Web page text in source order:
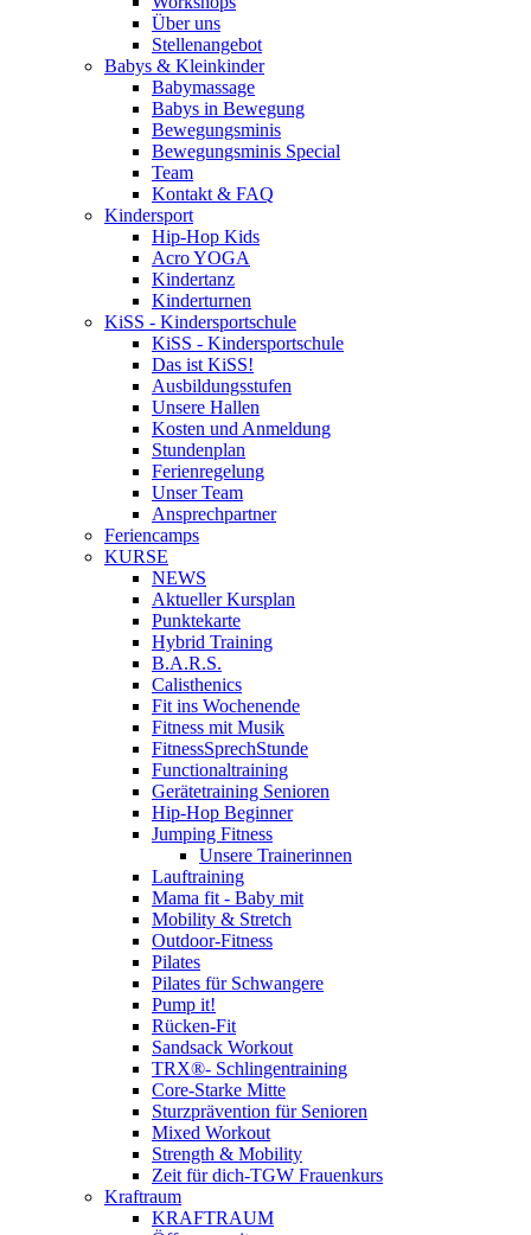
Über uns
Stellenangebot
Babys & Kleinkinder
Babymassage
Babys in Bewegung
Bewegungsminis
Bewegungsminis Special
Team
Kontakt & FAQ
Kindersport
Hip-Hop Kids
Acro YOGA
Kindertanz
Kinderturnen
KiSS - Kindersportschule
KiSS - Kindersportschule
Das ist KiSS!
Ausbildungsstufen
Unsere Hallen
Kosten und Anmeldung
Stundenplan
Ferienregelung
Unser Team
Ansprechpartner
Feriencamps
KURSE
NEWS
Aktueller Kursplan
Punktekarte
Hybrid Training
B.A.R.S.
Calisthenics
Fit ins Wochenende
Fitness mit Musik
FitnessSprechStunde
Functionaltraining
Gerätetraining Senioren
Hip-Hop Beginner
Jumping Fitness
Unsere Trainerinnen
Lauftraining
Mama fit - Baby mit
Mobility & Stretch
Outdoor-Fitness
Pilates
Pilates für Schwangere
Pump it!
Rücken-Fit
Sandsack Workout
TRX®- Schlingentraining
Core-Starke Mitte
Sturzprävention für Senioren
Mixed Workout
Strength & Mobility
Zeit für dich-TGW Frauenkurs
Kraftraum
KRAFTRAUM